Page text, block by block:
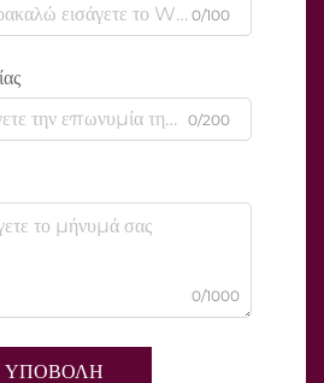
0/100
0/200
0/1000
ΥΠΟΒΟΛΗ